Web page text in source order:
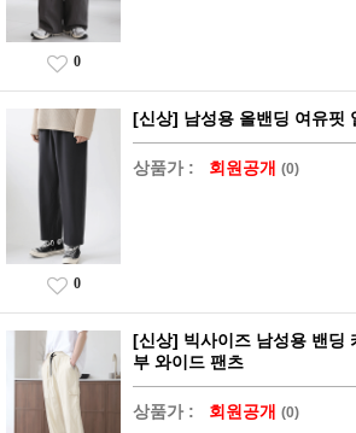
0
[신상] 남성용 올밴딩 여유핏
상품가 : 회원공개 (0)
0
[신상] 빅사이즈 남성용 밴딩
부 와이드 팬츠
상품가 : 회원공개 (0)